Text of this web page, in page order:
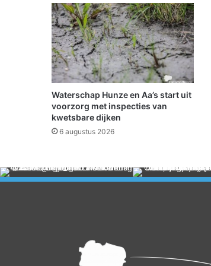
e
t
e
n
t
i
j
d
e
l
i
s
t
Waterschap Hunze en Aa’s start uit
voorzorg met inspecties van
kwetsbare dijken
6 augustus 2026